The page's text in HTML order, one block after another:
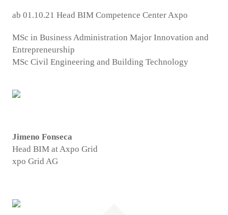
ab 01.10.21 Head BIM Competence Center Axpo
MSc in Business Administration Major Innovation and
Entrepreneurship
MSc Civil Engineering and Building Technology
Jimeno Fonseca
Head BIM at Axpo Grid
xpo Grid AG